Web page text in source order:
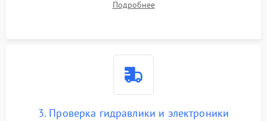
циркуляционному насосу, ТЭНу и сливной помпе.
Подробнее
3. Проверка гидравлики и электроники